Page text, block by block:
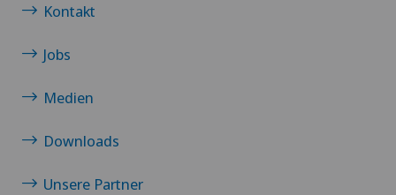
Kontakt
Jobs
Medien
Downloads
Unsere Partner